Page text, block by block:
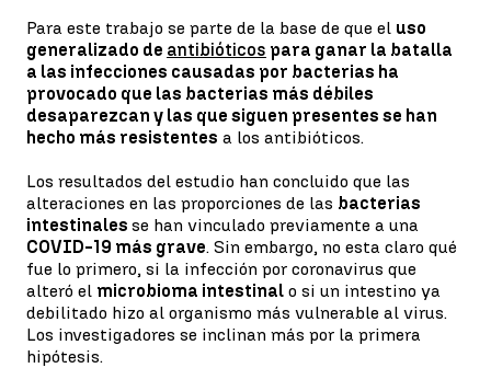
Para este trabajo se parte de la base de que el uso
generalizado de antibióticos para ganar la batalla
a las infecciones causadas por bacterias ha
provocado que las bacterias más débiles
desaparezcan y las que siguen presentes se han
hecho más resistentes a los antibióticos.
Los resultados del estudio han concluido que las
alteraciones en las proporciones de las bacterias
intestinales se han vinculado previamente a una
COVID-19 más grave. Sin embargo, no esta claro qué
fue lo primero, si la infección por coronavirus que
alteró el microbioma intestinal o si un intestino ya
debilitado hizo al organismo más vulnerable al virus.
Los investigadores se inclinan más por la primera
hipótesis.